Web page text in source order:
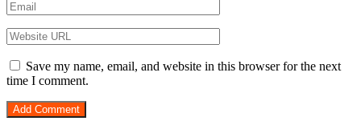
Save my name, email, and website in this browser for the next
time I comment.